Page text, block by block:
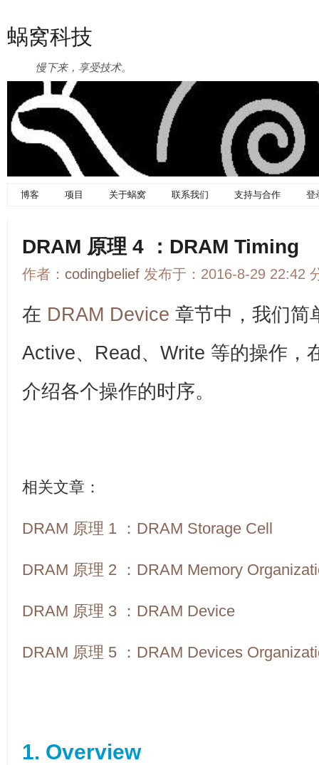
蜗窝科技
慢下来，享受技术。
博客 项目 关于蜗窝 联系我们 支持与合作 登
DRAM 原理 4 ：DRAM Timing
作者： codingbelief 发布于：2016-8-29 22:42
在 DRAM Device 章节中，我们简
Active、Read、Write 等的操作，
介绍各个操作的时序。
相关文章：
DRAM 原理 1 ：DRAM Storage Cell
DRAM 原理 2 ：DRAM Memory
DRAM 原理 3 ：DRAM Device
DRAM 原理 5 ：DRAM Devices
1. Overview